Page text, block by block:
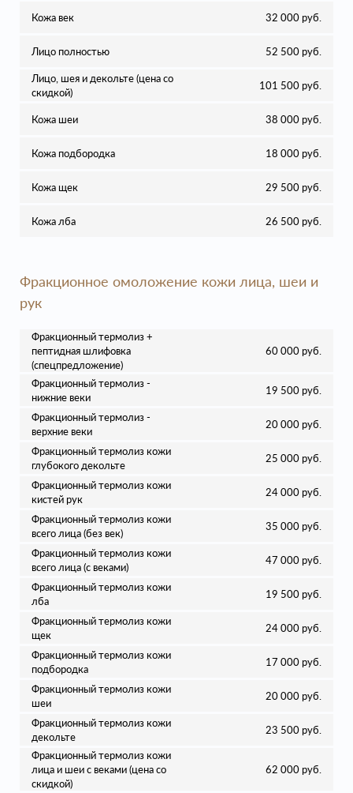
Кожа век 32 000 руб.
Лицо полностью 52 500 руб.
Лицо, шея и декольте (цена со
скидкой)
101 500 руб.
Кожа шеи 38 000 руб.
Кожа подбородка 18 000 руб.
Кожа щек 29 500 руб.
Кожа лба 26 500 руб.
Фракционное омоложение кожи лица, шеи и
рук
Фракционный термолиз +
пептидная шлифовка
(спецпредложение)
60 000 руб.
Фракционный термолиз -
нижние веки
19 500 руб.
Фракционный термолиз -
верхние веки
20 000 руб.
Фракционный термолиз кожи
глубокого декольте
25 000 руб.
Фракционный термолиз кожи
кистей рук
24 000 руб.
Фракционный термолиз кожи
всего лица (без век)
35 000 руб.
Фракционный термолиз кожи
всего лица (с веками)
47 000 руб.
Фракционный термолиз кожи
лба
19 500 руб.
Фракционный термолиз кожи
щек
24 000 руб.
Фракционный термолиз кожи
подбородка
17 000 руб.
Фракционный термолиз кожи
шеи
20 000 руб.
Фракционный термолиз кожи
декольте
23 500 руб.
Фракционный термолиз кожи
лица и шеи с веками (цена со
скидкой)
62 000 руб.